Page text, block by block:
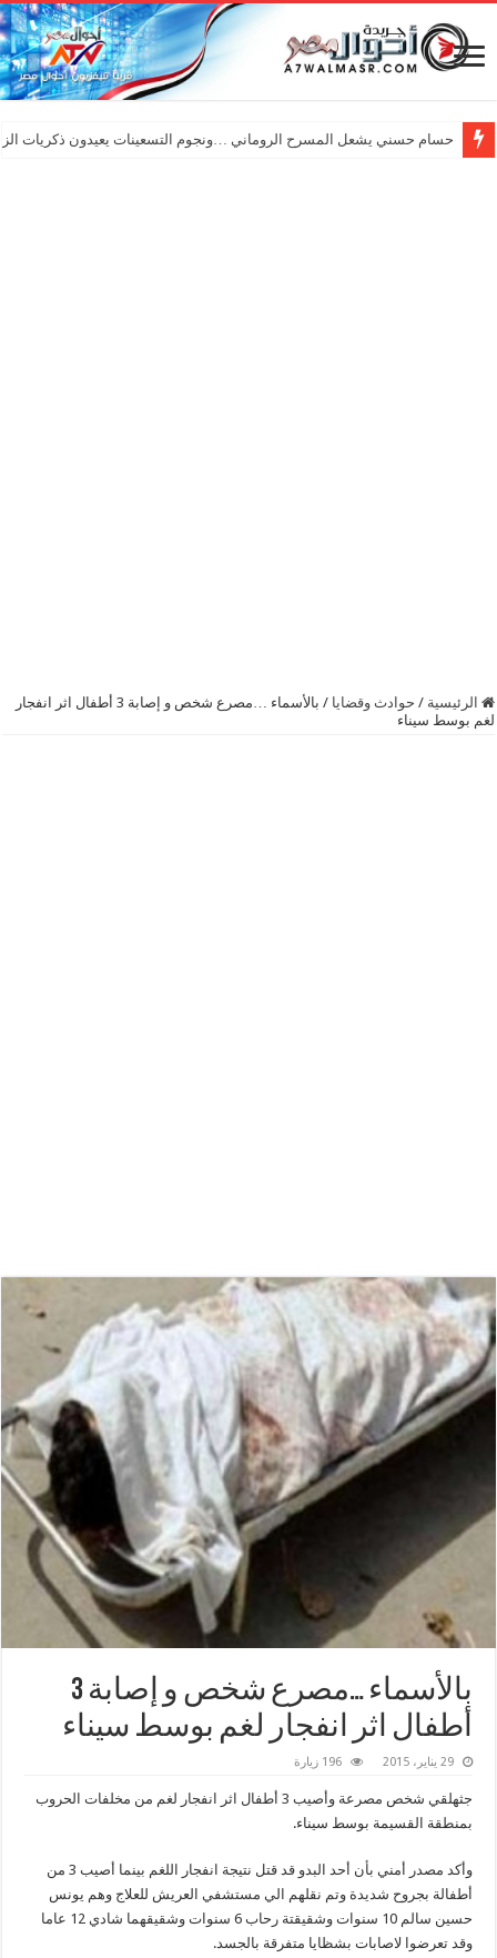
حسام حسني يشعل المسرح الروماني …ونجوم التسعينات يعيدون ذكريات
الرئيسية / حوادث وقضايا /
بالأسماء …مصرع شخص و إصابة 3 أطفال اثر انفجار
لغم بوسط سيناء
بالأسماء …مصرع شخص و إصابة 3
أطفال اثر انفجار لغم بوسط سيناء
29 يناير، 2015 196 زيارة
جثهلقي شخص مصرعة وأصيب 3 أطفال اثر انفجار لغم من مخلفات الحروب
بمنطقة القسيمة بوسط سيناء.
وأكد مصدر أمني بأن أحد البدو قد قتل نتيجة انفجار اللغم بينما أصيب 3 من
أطفالة بجروح شديدة وتم نقلهم الي مستشفي العريش للعلاج وهم يونس
حسين سالم 10 سنوات وشقيقتة رحاب 6 سنوات وشقيقهما شادي 12 عاما
وقد تعرضوا لاصابات بشظايا متفرقة بالجسد.